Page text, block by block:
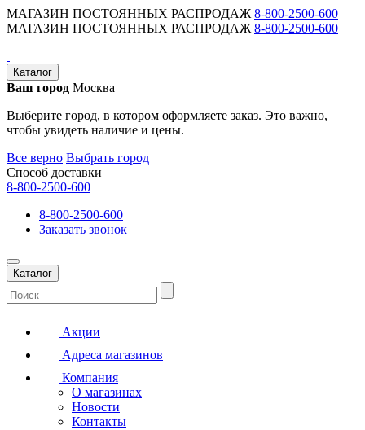
МАГАЗИН ПОСТОЯННЫХ РАСПРОДАЖ 8-800-2500-600
МАГАЗИН ПОСТОЯННЫХ РАСПРОДАЖ 8-800-2500-600
Каталог
Ваш город Москва
Выберите город, в котором оформляете заказ. Это важно,
чтобы увидеть наличие и цены.
Все верно Выбрать город
Способ доставки
8-800-2500-600
8-800-2500-600
Заказать звонок
Каталог
Акции
Адреса магазинов
Компания
О магазинах
Новости
Контакты